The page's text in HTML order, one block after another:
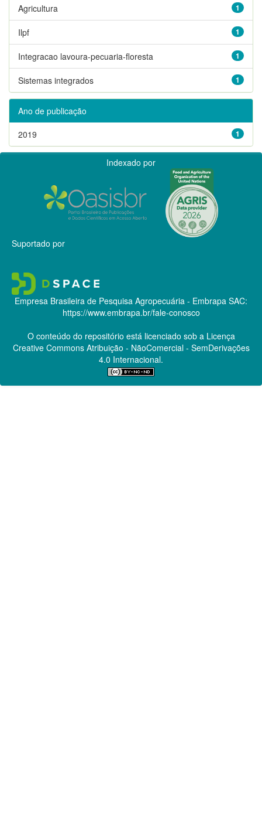
1
Agricultura
1
Ilpf
1
Integracao lavoura-pecuaria-floresta
1
Sistemas integrados
Ano de publicação
1
2019
Indexado por
Suportado por
Empresa Brasileira de Pesquisa Agropecuária - Embrapa SAC:
https://www.embrapa.br/fale-conosco
O conteúdo do repositório está licenciado sob a Licença
Creative CommonsAtribuição - NãoComercial - SemDerivações
4.0 Internacional.